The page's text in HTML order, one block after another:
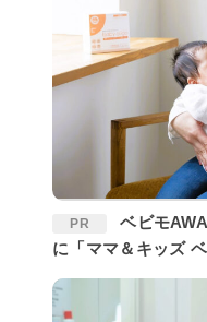
PR
ベビモAWARD1位！いま注目の〈赤ちゃん腸活〉
に「ママ＆キッズ